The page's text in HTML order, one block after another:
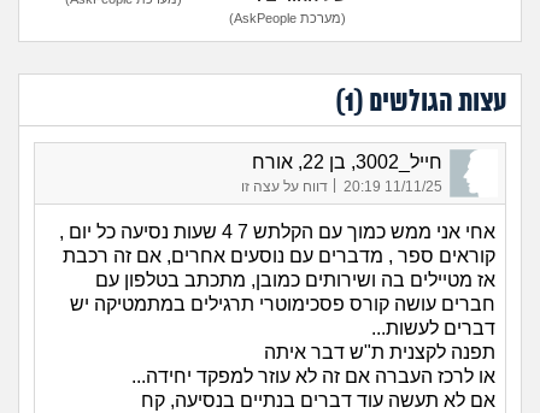
(מערכת AskPeople)
עצות הגולשים (1
)
חייל_3002, בן 22, אורח
11/11/25 20:19 דווח על עצה זו
אחי אני ממש כמוך עם הקלתש 7 4 שעות נסיעה כל יום ,
קוראים ספר , מדברים עם נוסעים אחרים, אם זה רכבת
אז מטיילים בה ושירותים כמובן, מתכתב בטלפון עם
חברים עושה קורס פסכימוטרי תרגילים במתמטיקה יש
דברים לעשות...
תפנה לקצנית ת"ש דבר איתה
או לרכז העברה אם זה לא עוזר למפקד יחידה...
אם לא תעשה עוד דברים בנתיים בנסיעה, קח